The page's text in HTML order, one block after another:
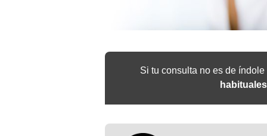
Si tu consulta no es de